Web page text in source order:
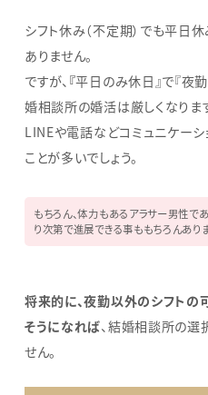
シフト休み（不定期）でも平日
ありません。
ですが、 『平日のみ休日』で『夜
婚相談所の婚活は厳しくなりま
LINEや電話などコミュニケー
ことが多いでしょう。
もちろん、体力もあるアラサー男性で
り次第で進展できる事ももちろんありま
将来的に、夜勤以外のシフト
そうになれば、結婚相談所の選
せん。